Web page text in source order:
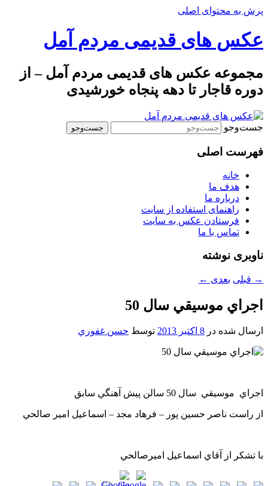
پرش به محتوای اصلی
عکس های قدیمی مردم آمل
مجموعه عکس های قدیمی مردم آمل – از
دوره قاجار تا دهه پنجاه خورشیدی
جست‌وجو
فهرست اصلی
خانه
هدف ما
درباره ما
راهنمای استفاده از سایت
فرستادن عکس به سایت
تماس با ما
ناوبری نوشته
→ قبلی بعدی ←
اجراي موسيقي سال 50
ارسال شده در 8 اکتبر 2013 توسط حسن غفوري
اجراي موسيقي سال 50 سالن پيش آهنگي سابق
از راست ناصر حسين پور – فرهاد مجد – اسماعيل امير صالحي
با تشکر از آقاي اسماعيل اميرصالحي